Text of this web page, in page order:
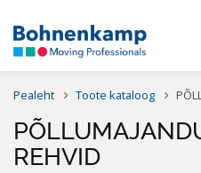
Pealeht Toote kataloog
REHVID